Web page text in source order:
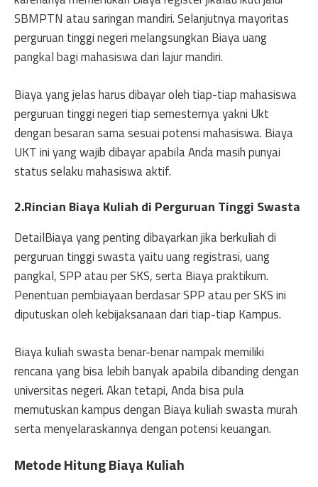
SBMPTN atau saringan mandiri. Selanjutnya mayoritas
perguruan tinggi negeri melangsungkan Biaya uang
pangkal bagi mahasiswa dari lajur mandiri.
Biaya yang jelas harus dibayar oleh tiap-tiap mahasiswa
perguruan tinggi negeri tiap semesternya yakni Ukt
dengan besaran sama sesuai potensi mahasiswa. Biaya
UKT ini yang wajib dibayar apabila Anda masih punyai
status selaku mahasiswa aktif.
2.Rincian Biaya Kuliah di Perguruan Tinggi Swasta
DetailBiaya yang penting dibayarkan jika berkuliah di
perguruan tinggi swasta yaitu uang registrasi, uang
pangkal, SPP atau per SKS, serta Biaya praktikum.
Penentuan pembiayaan berdasar SPP atau per SKS ini
diputuskan oleh kebijaksanaan dari tiap-tiap Kampus.
Biaya kuliah swasta benar-benar nampak memiliki
rencana yang bisa lebih banyak apabila dibanding dengan
universitas negeri. Akan tetapi, Anda bisa pula
memutuskan kampus dengan Biaya kuliah swasta murah
serta menyelaraskannya dengan potensi keuangan.
Metode Hitung Biaya Kuliah